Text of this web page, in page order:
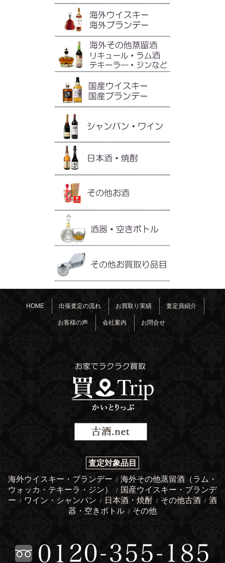
HOME 出張査定の流れ お買取り実績 査定員紹介
お客様の声 会社案内 お問合せ
査定対象品目
海外ウイスキー・ブランデー / 海外その他蒸留酒（ラム・
ウォッカ・テキーラ・ジン）
/ 国産ウイスキー・ブランデ
ー / ワイン・シャンパン / 日本酒・焼酎 / その他古酒 / 酒
器・空きボトル / その他